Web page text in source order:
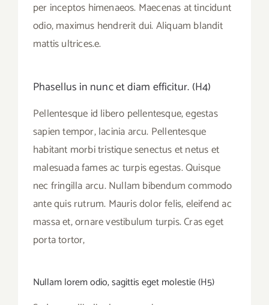
per inceptos himenaeos. Maecenas at tincidunt
odio, maximus hendrerit dui. Aliquam blandit
mattis ultrices.e.
Phasellus in nunc et diam efficitur. (H4)
Pellentesque id libero pellentesque, egestas
sapien tempor, lacinia arcu. Pellentesque
habitant morbi tristique senectus et netus et
malesuada fames ac turpis egestas. Quisque
nec fringilla arcu. Nullam bibendum commodo
ante quis rutrum. Mauris dolor felis, eleifend ac
massa et, ornare vestibulum turpis. Cras eget
porta tortor,
Nullam lorem odio, sagittis eget molestie (H5)